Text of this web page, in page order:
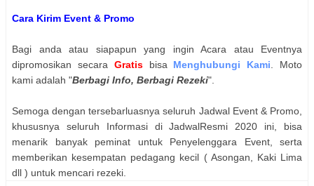
Cara Kirim Event & Promo
Bagi anda atau siapapun yang ingin Acara atau Eventnya
dipromosikan secara Gratisbisa Menghubungi Kami . Moto
kami adalah "Berbagi Info, Berbagi Rezeki".
Semoga dengan tersebarluasnya seluruh Jadwal Event & Promo,
khususnya seluruh Informasi di JadwalResmi 2020 ini, bisa
menarik banyak peminat untuk Penyelenggara Event, serta
memberikan kesempatan pedagang kecil ( Asongan, Kaki Lima
dll ) untuk mencari rezeki.